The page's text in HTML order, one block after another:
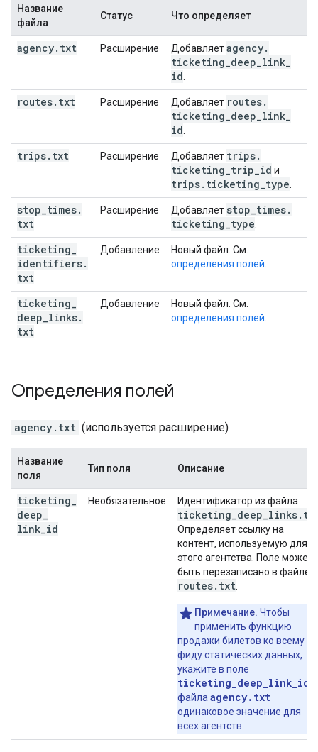
Название
файла
Статус Что определяет
agency. txt Расширение Добавляетagency.
ticketing deep link
id
routes. txt Расширение Добавляет routes.
ticketing deep link
id
trips. txt Расширение Добавляет trips.
ticketing trip id и
trips. ticketing type
stop times.
txt
Расширение Добавляет stop times.
ticketing type
ticketing
identifiers.
txt
Добавление
Новый файл. См.
определения полей
ticketing
deep links.
txt
Добавление
Новый файл. См.
определения полей
Определения полей
agency.txt (используется расширение)
Название
поля
Тип поля Описание
ticketing
deep
link id
Необязательное Идентификатор из файла
Определяет ссылку на
контент, используемую для
этого агентства. Поле может
быть перезаписано в файле
routes.txt
Примечание. Чтобы
применить функцию
продажи билетов ко всему
фиду статических данных,
укажите в поле
ticketing_deep_link_id
файла agency.txt
одинаковое значение для
всех агентств.